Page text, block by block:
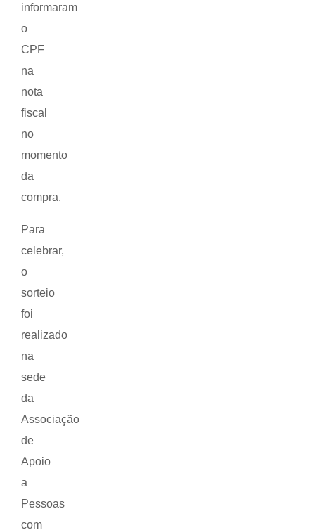
informaram
o
CPF
na
nota
fiscal
no
momento
da
compra.
Para
celebrar,
o
sorteio
foi
realizado
na
sede
da
Associação
de
Apoio
a
Pessoas
com